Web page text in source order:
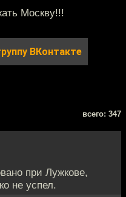
Москву!!!
ВКонтакте
всего: 347
при Лужкове,
не успел.